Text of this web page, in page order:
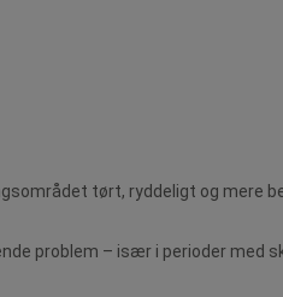
tørt, ryddeligt og mere
problem – især i perioder med